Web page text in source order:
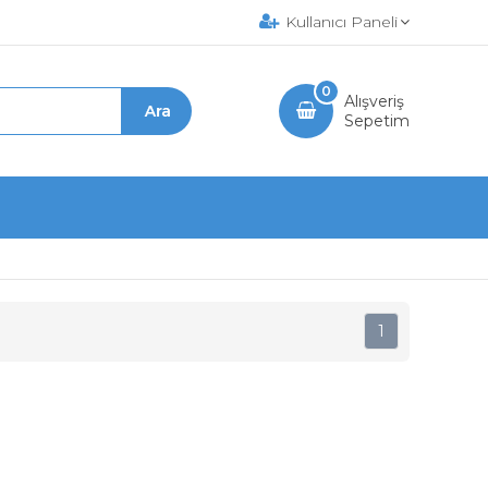
Kullanıcı Paneli
Alışveriş
Sepetim
0
1